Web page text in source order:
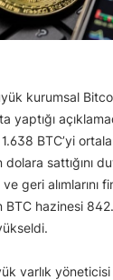
kurumsal
yaptığı
BTC’yi
sattığını
geri alımlarını
BTC hazinesi
varlık